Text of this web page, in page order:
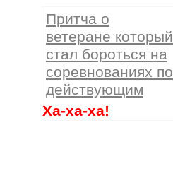
Притча о
ветеране который
стал бороться на
соревнованиях по
действующим
Ха-ха-ха!